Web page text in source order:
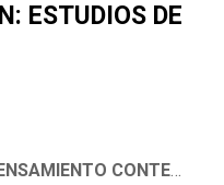
ESTUDIOS DE
CONTEMPORÁNEO